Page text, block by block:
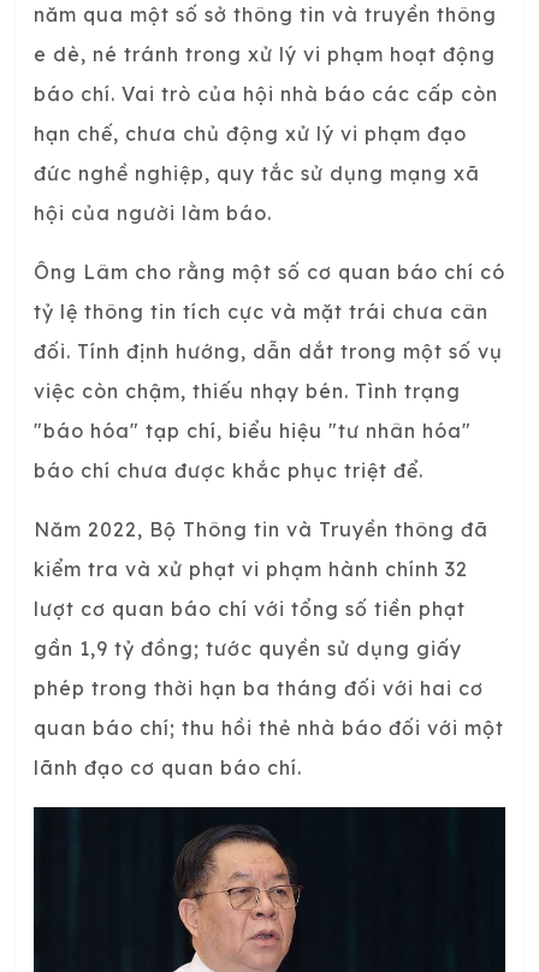
năm qua một số sở thông tin và truyền thông
e dè, né tránh trong xử lý vi phạm hoạt động
báo chí. Vai trò của hội nhà báo các cấp còn
hạn chế, chưa chủ động xử lý vi phạm đạo
đức nghề nghiệp, quy tắc sử dụng mạng xã
hội của người làm báo.
Ông Lâm cho rằng một số cơ quan báo chí có
tỷ lệ thông tin tích cực và mặt trái chưa cân
đối. Tính định hướng, dẫn dắt trong một số vụ
việc còn chậm, thiếu nhạy bén. Tình trạng
"báo hóa" tạp chí, biểu hiệu "tư nhân hóa"
báo chí chưa được khắc phục triệt để.
Năm 2022, Bộ Thông tin và Truyền thông đã
kiểm tra và xử phạt vi phạm hành chính 32
lượt cơ quan báo chí với tổng số tiền phạt
gần 1,9 tỷ đồng; tước quyền sử dụng giấy
phép trong thời hạn ba tháng đối với hai cơ
quan báo chí; thu hồi thẻ nhà báo đối với một
lãnh đạo cơ quan báo chí.